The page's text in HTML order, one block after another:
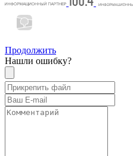
Продолжить
Нашли ошибку?